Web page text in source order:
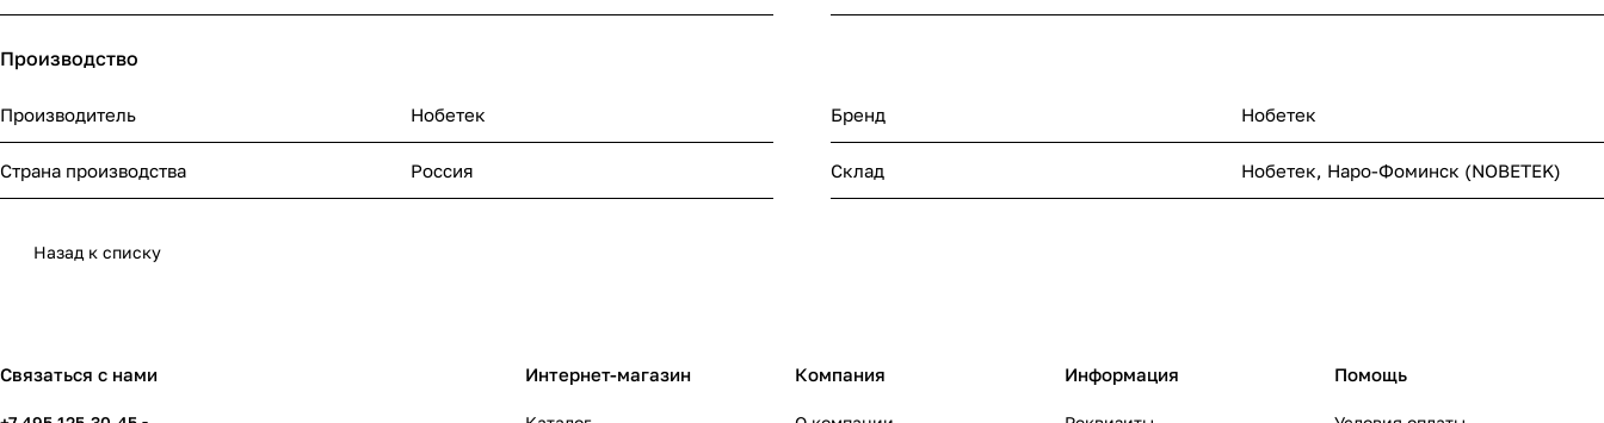
Производство
Производитель Нобетек Бренд Нобетек
Страна производства Россия Склад Нобетек, Наро-Фоминск (NOBETEK)
Назад к списку
Связаться с нами Интернет-магазин Компания Информация Помощь